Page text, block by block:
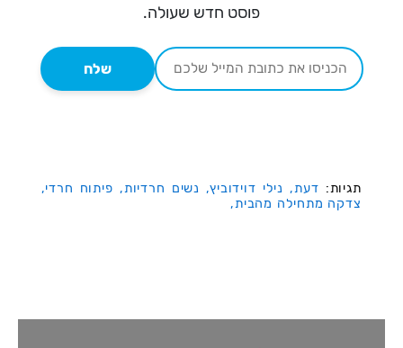
פוסט חדש שעולה.
שלח
תגיות: דעת, נילי דוידוביץ, נשים חרדיות, פיתוח חרדי,
צדקה מתחילה מהבית,